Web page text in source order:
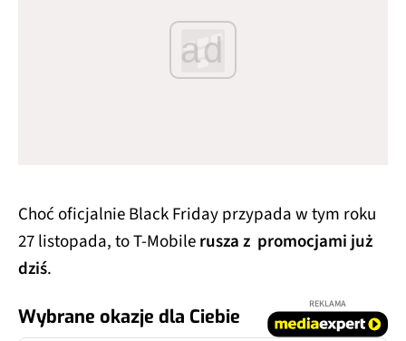
ad
Choć oficjalnie Black Friday przypada w tym roku
27 listopada, to T-Mobilerusza z promocjami już
dziś.
Wybrane okazje dla Ciebie
REKLAMA